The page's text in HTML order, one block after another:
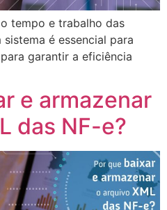
tempo e trabalho das
é essencial para
garantir a eficiência
e armazenar
das NF-e?